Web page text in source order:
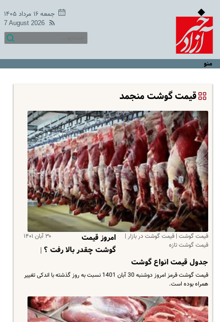
جمعه ۱۶ مرداد ۱۴۰۵
7 August 2026
منو
قیمت گوشت منجمد
قیمت گوشت | قیمت گوشت در بازار |
قیمت گوشت تازه
۳۰ آبان ۱۴۰۱
امروز قیمت
گوشت چقدر بالا رفت ؟ |
جدول قیمت انواع گوشت
قیمت گوشت قرمز امروز دوشنبه 30 آبان 1401 نسبت به روز گذشته با اندکی تغییر
همراه بوده است.